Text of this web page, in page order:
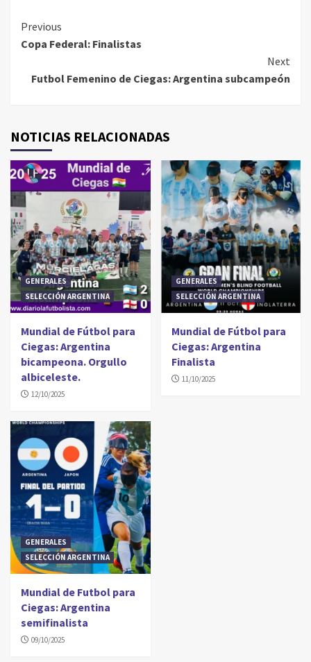
Continue
Reading
Previous
Copa Federal: Finalistas
Next
Futbol Femenino de Ciegas: Argentina subcampeón
NOTICIAS RELACIONADAS
GENERALES
SELECCIÓN ARGENTINA
Mundial de Fútbol para
Ciegas: Argentina
bicampeona. Orgullo
albiceleste.
12/10/2025
GENERALES
SELECCIÓN ARGENTINA
Mundial de Fútbol para
Ciegas: Argentina
Finalista
11/10/2025
GENERALES
SELECCIÓN ARGENTINA
Mundial de Futbol para
Ciegas: Argentina
semifinalista
09/10/2025